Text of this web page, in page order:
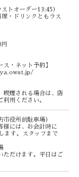
トオーダー13:45）
・ドリンクともラス
円
ス・ネット予約】
喫煙される場合は、店
利用ください。
市役所前駐車場）
様には、お会計時に
ます。スタッフまで
ただけます。平日はご